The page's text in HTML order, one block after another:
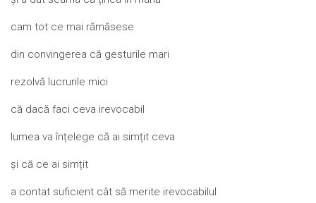
cam tot ce mai rămăsese
din convingerea că gesturile mari
rezolvă lucrurile mici
că dacă faci ceva irevocabil
lumea va înțelege că ai simțit ceva
și că ce ai simțit
a contat suficient cât să merite irevocabilul